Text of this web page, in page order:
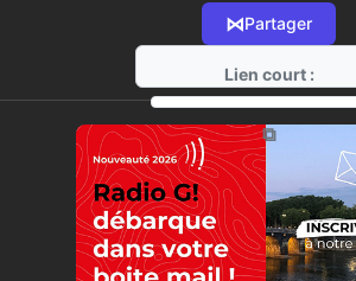
⋈Partager
Lien court :
⧉